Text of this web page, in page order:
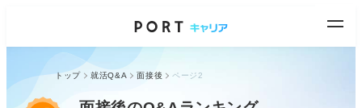
トップ 就活Q&A 面接後 ページ2